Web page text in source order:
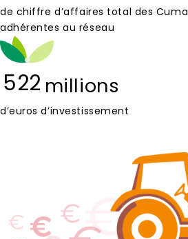
de chiffre d’affaires total des Cuma
adhérentes au réseau
522 millions
d’euros d’investissement